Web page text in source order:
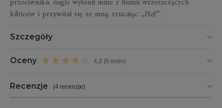
kibiców i przywitał się ze mną, rzucając: „Hej!”.
Szczegóły
Oceny 4,3 (6 ocen)
Recenzje (4 recenzje)